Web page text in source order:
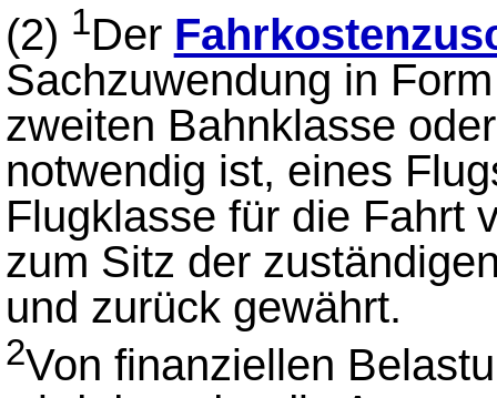
(2) 1Der
Sachzuwendung in
zweiten Bahnklasse
notwendig ist, eines
Flugklasse für die Fahrt
zum Sitz der
und zurück gewährt.
2Von finanziellen